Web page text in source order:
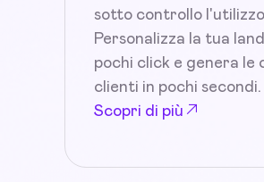
sotto controllo
Personalizza la tua
pochi click e genera le
clienti in pochi secondi.
Scopri di più